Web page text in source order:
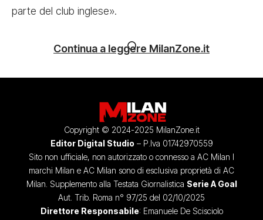
parte del club inglese».
Continua a leggere MilanZone.it
Copyright © 2024-2025 MilanZone.it
Editor Digital Studio – P.Iva 01742970559
Sito non ufficiale, non autorizzato o connesso a AC Milan I
marchi Milan e AC Milan sono di esclusiva proprietà di AC
Milan. Supplemento alla Testata Giornalistica Serie A Goal
Aut. Trib. Roma n° 97/25 del 02/10/2025
Direttore Responsabile: Emanuele De Scisciolo